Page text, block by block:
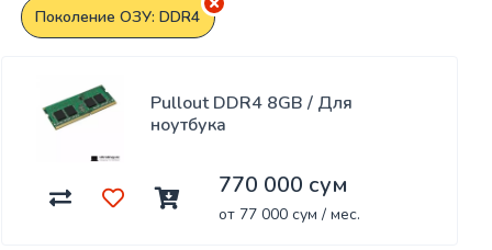
Поколение ОЗУ: DDR4
Pullout DDR4 8GB / Для
ноутбука
770 000 сум
от 77 000 сум / мес.